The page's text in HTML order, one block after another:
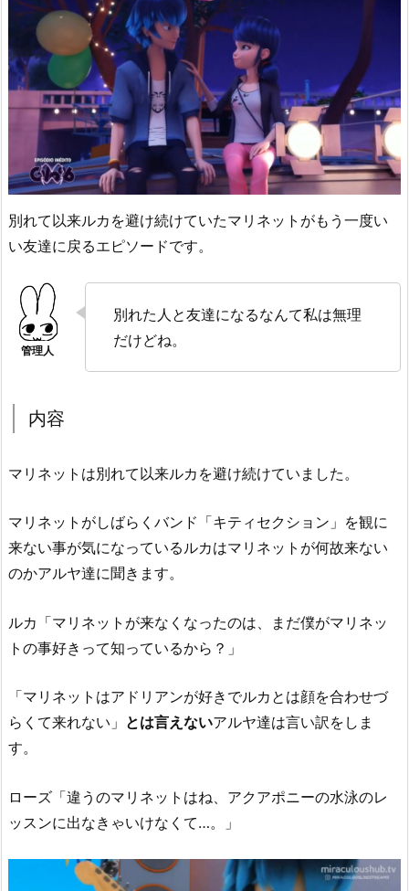
別れて以来ルカを避け続けていたマリネットがもう一度い
い友達に戻るエピソードです。
別れた人と友達になるなんて私は無理
だけどね。
内容
マリネットは別れて以来ルカを避け続けていました。
マリネットがしばらくバンド「キティセクション」を観に
来ない事が気になっているルカはマリネットが何故来ない
のかアルヤ達に聞きます。
ルカ「マリネットが来なくなったのは、まだ僕がマリネッ
トの事好きって知っているから？」
「マリネットはアドリアンが好きでルカとは顔を合わせづ
らくて来れない」 とは言えないアルヤ達は言い訳をしま
す。
ローズ「違うのマリネットはね、アクアポニーの水泳のレ
ッスンに出なきゃいけなくて…。」